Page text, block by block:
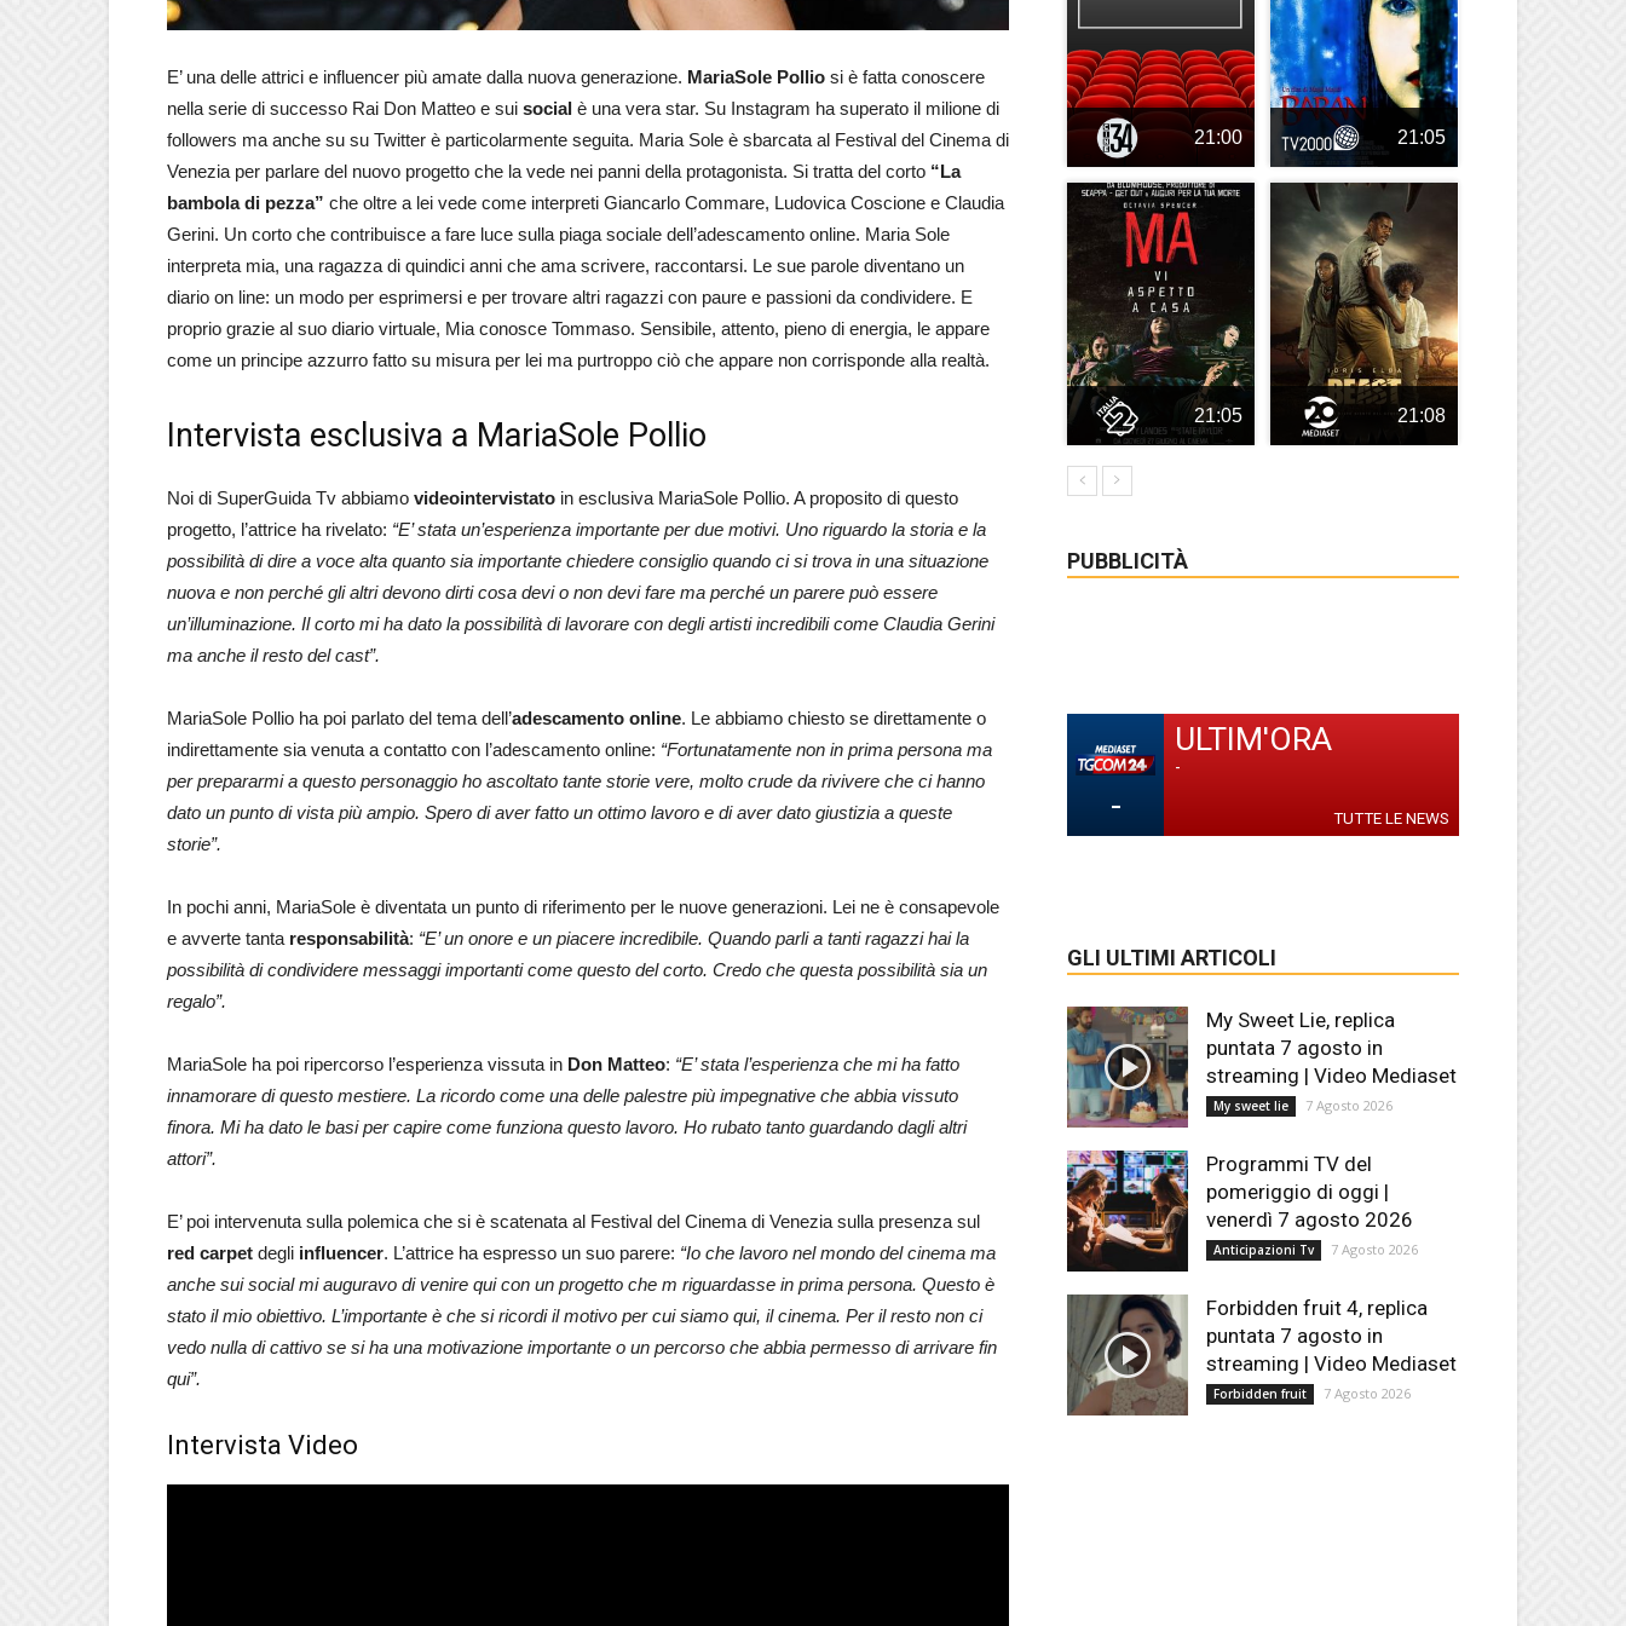
E’ una delle attrici e influencer più amate dalla nuova generazione. MariaSole Pollio si è fatta conoscere
nella serie di successo Rai Don Matteo e sui social è una vera star. Su Instagram ha superato il milione di
followers ma anche su su Twitter è particolarmente seguita. Maria Sole è sbarcata al Festival del Cinema di
Venezia per parlare del nuovo progetto che la vede nei panni della protagonista. Si tratta del corto “La
bambola di pezza” che oltre a lei vede come interpreti Giancarlo Commare, Ludovica Coscione e Claudia
Gerini. Un corto che contribuisce a fare luce sulla piaga sociale dell’adescamento online. Maria Sole
interpreta mia, una ragazza di quindici anni che ama scrivere, raccontarsi. Le sue parole diventano un
diario on line: un modo per esprimersi e per trovare altri ragazzi con paure e passioni da condividere. E
proprio grazie al suo diario virtuale, Mia conosce Tommaso. Sensibile, attento, pieno di energia, le appare
come un principe azzurro fatto su misura per lei ma purtroppo ciò che appare non corrisponde alla realtà.
Intervista esclusiva a MariaSole Pollio
Noi di SuperGuida Tv abbiamo videointervistato in esclusiva MariaSole Pollio. A proposito di questo
progetto, l’attrice ha rivelato: “E’ stata un’esperienza importante per due motivi. Uno riguardo la storia e la
possibilità di dire a voce alta quanto sia importante chiedere consiglio quando ci si trova in una situazione
nuova e non perché gli altri devono dirti cosa devi o non devi fare ma perché un parere può essere
un’illuminazione. Il corto mi ha dato la possibilità di lavorare con degli artisti incredibili come Claudia Gerini
ma anche il resto del cast”.
MariaSole Pollio ha poi parlato del tema dell’adescamento online. Le abbiamo chiesto se direttamente o
indirettamente sia venuta a contatto con l’adescamento online: “Fortunatamente non in prima persona ma
per prepararmi a questo personaggio ho ascoltato tante storie vere, molto crude da rivivere che ci hanno
dato un punto di vista più ampio. Spero di aver fatto un ottimo lavoro e di aver dato giustizia a queste
storie”.
In pochi anni, MariaSole è diventata un punto di riferimento per le nuove generazioni. Lei ne è consapevole
e avverte tanta responsabilità: “E’ un onore e un piacere incredibile. Quando parli a tanti ragazzi hai la
possibilità di condividere messaggi importanti come questo del corto. Credo che questa possibilità sia un
regalo”.
MariaSole ha poi ripercorso l’esperienza vissuta in Don Matteo: “E’ stata l’esperienza che mi ha fatto
innamorare di questo mestiere. La ricordo come una delle palestre più impegnative che abbia vissuto
finora. Mi ha dato le basi per capire come funziona questo lavoro. Ho rubato tanto guardando dagli altri
attori”.
E’ poi intervenuta sulla polemica che si è scatenata al Festival del Cinema di Venezia sulla presenza sul
red carpet degli influencer. L’attrice ha espresso un suo parere: “Io che lavoro nel mondo del cinema ma
anche sui social mi auguravo di venire qui con un progetto che m riguardasse in prima persona. Questo è
stato il mio obiettivo. L’importante è che si ricordi il motivo per cui siamo qui, il cinema. Per il resto non ci
vedo nulla di cattivo se si ha una motivazione importante o un percorso che abbia permesso di arrivare fin
qui”.
Intervista Video
21:00 21:05
21:05 21:08
PUBBLICITÀ
-
ULTIM'ORA
-
TUTTE LE NEWS
GLI ULTIMI ARTICOLI
My Sweet Lie, replica
puntata 7 agosto in
streaming | Video Mediaset
My sweet lie 7 Agosto 2026
Programmi TV del
pomeriggio di oggi |
venerdì 7 agosto 2026
Anticipazioni Tv 7 Agosto 2026
Forbidden fruit 4, replica
puntata 7 agosto in
streaming | Video Mediaset
Forbidden fruit 7 Agosto 2026